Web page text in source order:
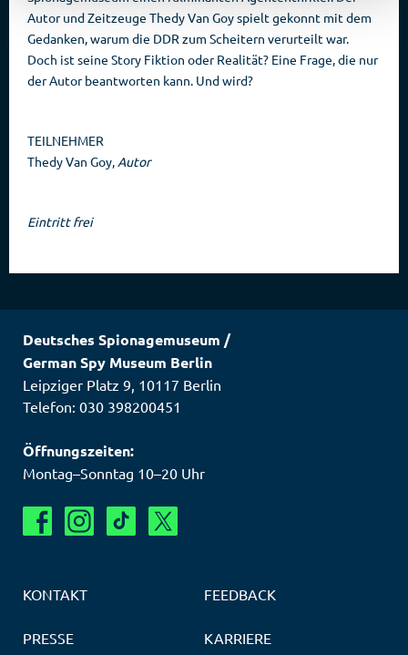
Autor und Zeitzeuge Thedy Van Goy spielt gekonnt mit dem
Gedanken, warum die DDR zum Scheitern verurteilt war.
Doch ist seine Story Fiktion oder Realität? Eine Frage, die nur
der Autor beantworten kann. Und wird?
TEILNEHMER
Thedy Van Goy, Autor
Eintritt frei
Deutsches Spionagemuseum /
German Spy Museum Berlin
Leipziger Platz 9, 10117 Berlin
Telefon: 030 398200451
Öffnungszeiten:
Montag–Sonntag 10–20 Uhr
KONTAKT FEEDBACK
PRESSE KARRIERE